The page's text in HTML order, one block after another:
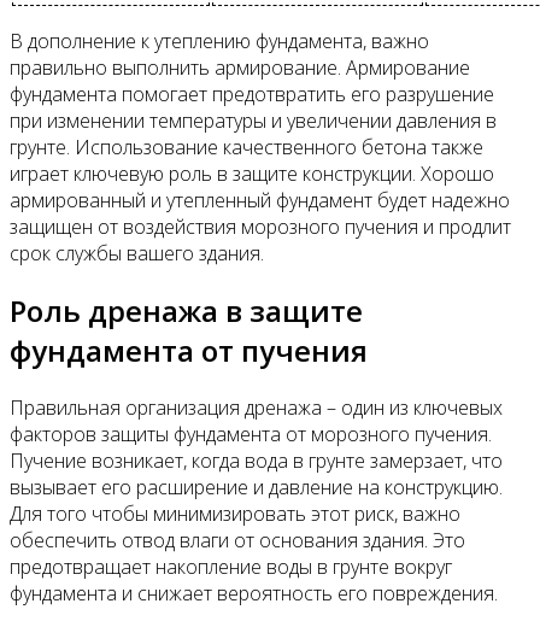
В дополнение к утеплению фундамента, важно
правильно выполнить армирование. Армирование
фундамента помогает предотвратить его разрушение
при изменении температуры и увеличении давления в
грунте. Использование качественного бетона также
играет ключевую роль в защите конструкции. Хорошо
армированный и утепленный фундамент будет надежно
защищен от воздействия морозного пучения и продлит
срок службы вашего здания.
Роль дренажа в защите
фундамента от пучения
Правильная организация дренажа – один из ключевых
факторов защиты фундамента от морозного пучения.
Пучение возникает, когда вода в грунте замерзает, что
вызывает его расширение и давление на конструкцию.
Для того чтобы минимизировать этот риск, важно
обеспечить отвод влаги от основания здания. Это
предотвращает накопление воды в грунте вокруг
фундамента и снижает вероятность его повреждения.